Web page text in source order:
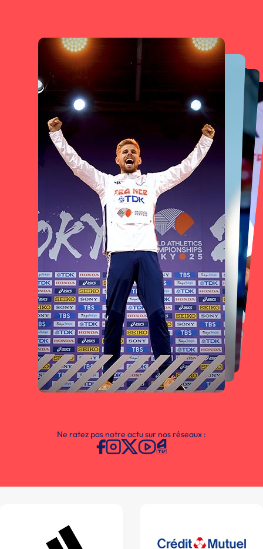
Ne ratez pas notre actu sur nos réseaux :